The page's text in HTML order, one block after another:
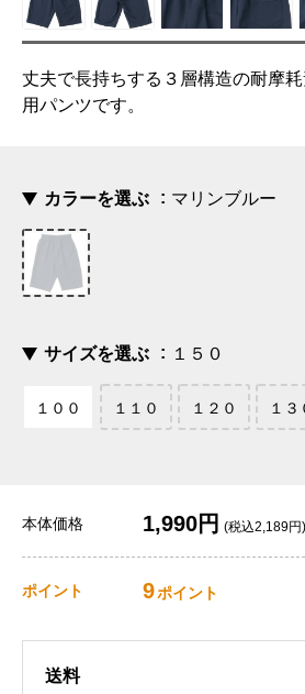
丈夫で長持ちする３層構造の耐摩
用パンツです。
カラーを選ぶ マリンブルー
サイズを選ぶ １５０
１００ １１０ １２０ １３
本体価格 1,990円 (税込2,189円)
ポイント 9ポイント
送料